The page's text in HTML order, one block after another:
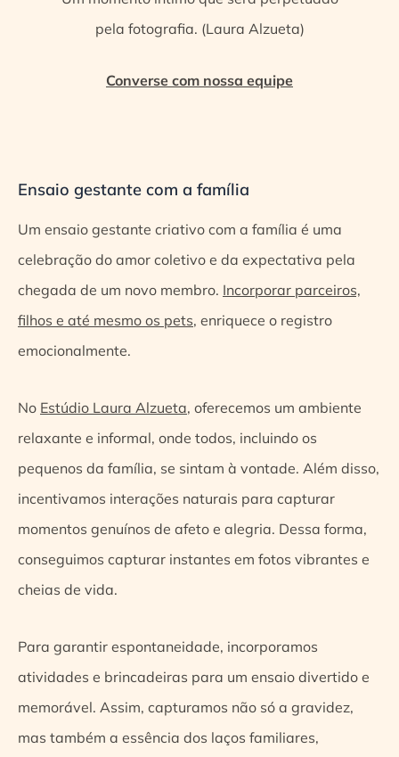
pela fotografia. (Laura Alzueta)
Converse com nossa equipe
Ensaio gestante com a família
Um ensaio gestante criativo com a família é uma
celebração do amor coletivo e da expectativa pela
chegada de um novo membro. Incorporar parceiros,
filhos e até mesmo os pets, enriquece o registro
emocionalmente.
No Estúdio Laura Alzueta, oferecemos um ambiente
relaxante e informal, onde todos, incluindo os
pequenos da família, se sintam à vontade. Além disso,
incentivamos interações naturais para capturar
momentos genuínos de afeto e alegria. Dessa forma,
conseguimos capturar instantes em fotos vibrantes e
cheias de vida.
Para garantir espontaneidade, incorporamos
atividades e brincadeiras para um ensaio divertido e
memorável. Assim, capturamos não só a gravidez,
mas também a essência dos laços familiares,